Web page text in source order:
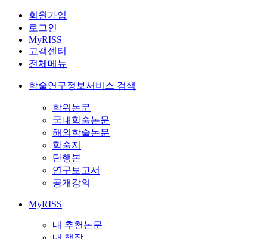
회원가입
로그인
MyRISS
고객센터
전체메뉴
학술연구정보서비스 검색
학위논문
국내학술논문
해외학술논문
학술지
단행본
연구보고서
공개강의
MyRISS
내 추천논문